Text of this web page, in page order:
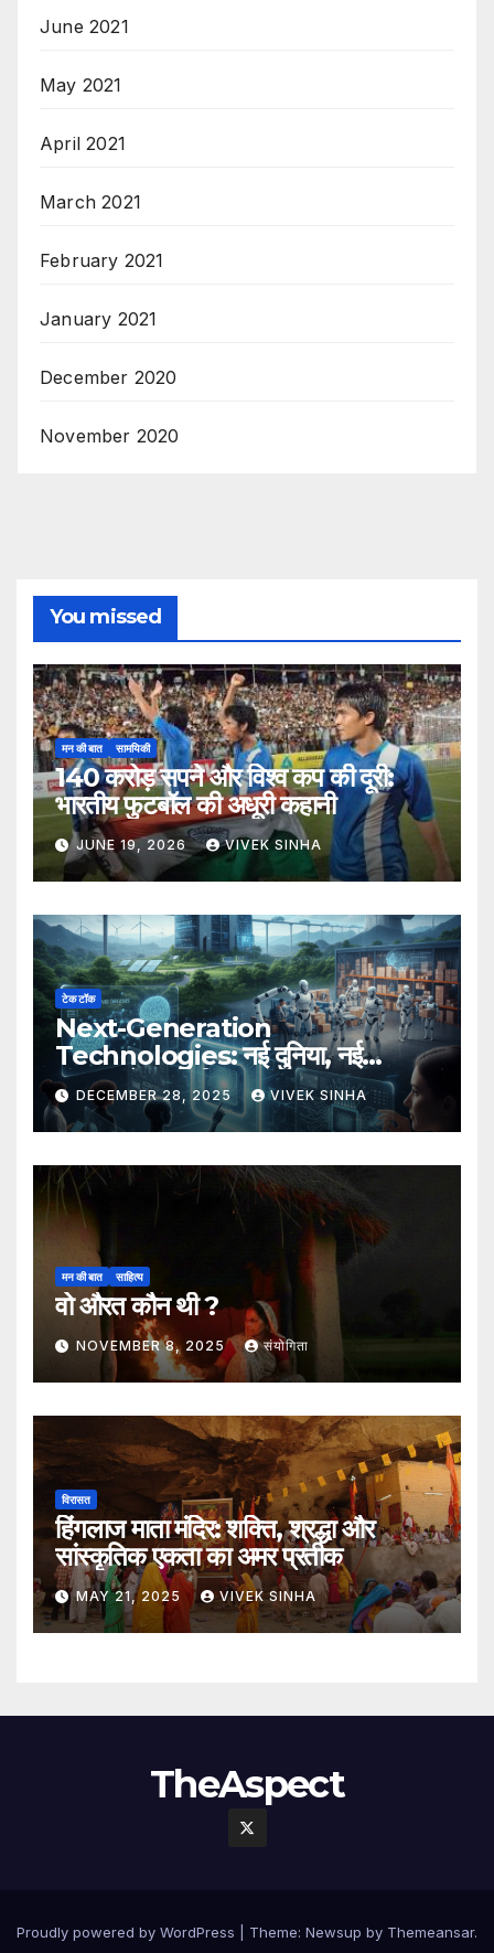
June 2021
May 2021
April 2021
March 2021
February 2021
January 2021
December 2020
November 2020
You missed
मन की बात सामयिकी
140 करोड़ सपने और विश्व कप की दूरी:
भारतीय फुटबॉल की अधूरी कहानी
JUNE 19, 2026 VIVEK SINHA
टेक टॉक
Next-Generation
Technologies: नई दुनिया, नई
संभावनाएँ, नया भविष्य
DECEMBER 28, 2025 VIVEK SINHA
मन की बात साहित्य
वो औरत कौन थी ?
NOVEMBER 8, 2025 संयोगिता
विरासत
हिंगलाज माता मंदिर: शक्ति, श्रद्धा और
सांस्कृतिक एकता का अमर प्रतीक
MAY 21, 2025 VIVEK SINHA
TheAspect
Proudly powered by WordPress Theme: Newsup by Themeansar.